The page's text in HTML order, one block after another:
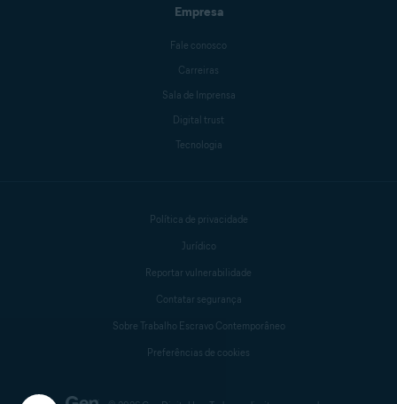
Empresa
Fale conosco
Carreiras
Sala de Imprensa
Digital trust
Tecnologia
Política de privacidade
Jurídico
Reportar vulnerabilidade
Contatar segurança
Sobre Trabalho Escravo Contemporâneo
Preferências de cookies